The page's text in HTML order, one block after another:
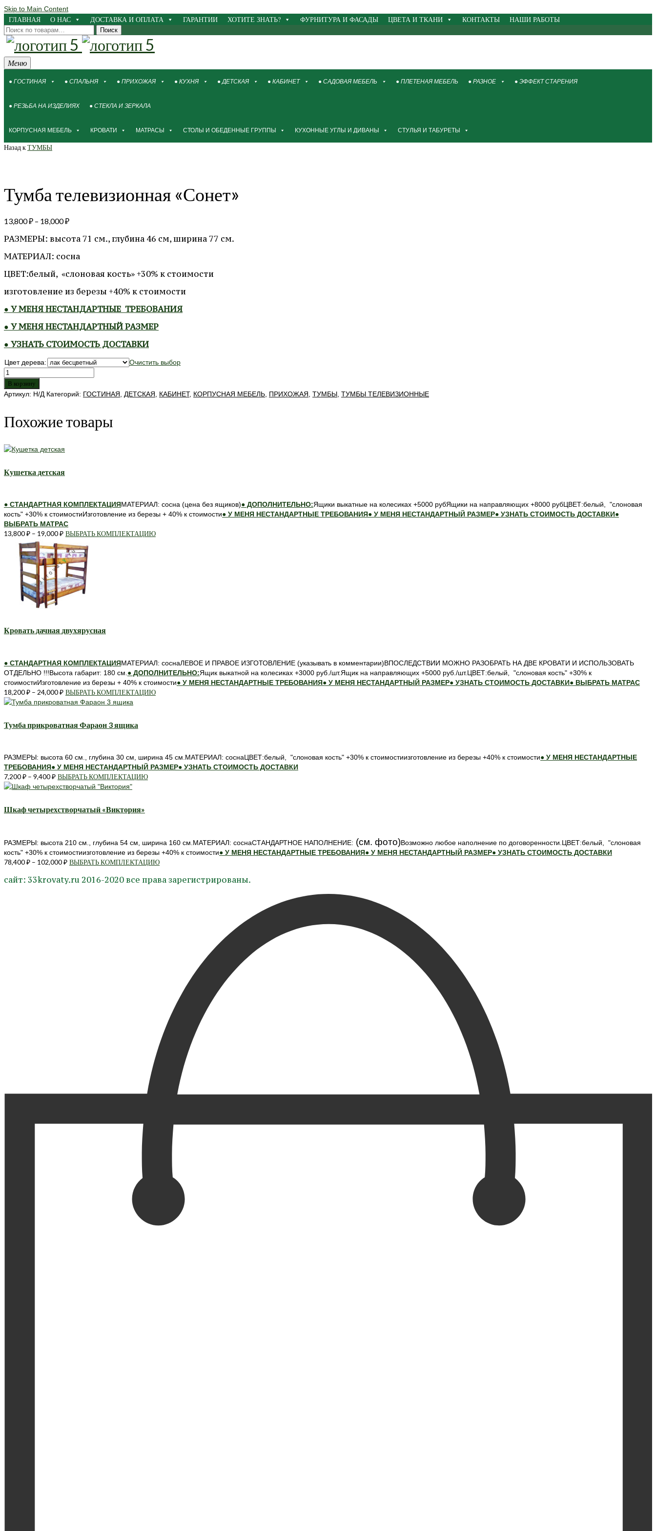
Skip to Main Content
ГЛАВНАЯ О НАС ДОСТАВКА И ОПЛАТА ГАРАНТИИ ХОТИТЕ ЗНАТЬ? ФУРНИТУРА И ФАСАДЫ ЦВЕТА И ТКАНИ КОНТАКТЫ НАШИ РАБОТЫ
Искать: Поиск
Меню
● ГОСТИНАЯ ● СПАЛЬНЯ ● ПРИХОЖАЯ ● КУХНЯ ● ДЕТСКАЯ ● КАБИНЕТ ● САДОВАЯ МЕБЕЛЬ ● ПЛЕТЕНАЯ МЕБЕЛЬ ● РАЗНОЕ ● ЭФФЕКТ СТАРЕНИЯ
● РЕЗЬБА НА ИЗДЕЛИЯХ ● СТЕКЛА И ЗЕРКАЛА
КОРПУСНАЯ МЕБЕЛЬ КРОВАТИ МАТРАСЫ СТОЛЫ И ОБЕДЕННЫЕ ГРУППЫ КУХОННЫЕ УГЛЫ И ДИВАНЫ СТУЛЬЯ И ТАБУРЕТЫ
Назад кТУМБЫ
Тумба телевизионная «Сонет»
13,800₽ – 18,000₽
РАЗМЕРЫ: высота 71 см., глубина 46 см, ширина 77 см.
МАТЕРИАЛ: сосна
ЦВЕТ:белый, «слоновая кость» +30% к стоимости
изготовление из березы +40% к стоимости
● У МЕНЯ НЕСТАНДАРТНЫЕ ТРЕБОВАНИЯ
● У МЕНЯ НЕСТАНДАРТНЫЙ РАЗМЕР
● УЗНАТЬ СТОИМОСТЬ ДОСТАВКИ
Цвет дерева:
Очистить выбор
Количество
товара
Тумба
В корзину
Артикул: Н/Д Категорий: ГОСТИНАЯ ДЕТСКАЯ КАБИНЕТ, КОРПУСНАЯ МЕБЕЛЬ ПРИХОЖАЯ ТУМБЫ ТУМБЫ ТЕЛЕВИЗИОННЫЕ
Похожие товары
Кушетка детская
● СТАНДАРТНАЯ КОМПЛЕКТАЦИЯМАТЕРИАЛ: сосна (цена без ящиков)● ДОПОЛНИТЕЛЬНО:Ящики выкатные на колесиках +5000 рубЯщики на направляющих +8000 рубЦВЕТ:белый, "слоновая
кость" +30% к стоимостиИзготовление из березы + 40% к стоимости● У МЕНЯ НЕСТАНДАРТНЫЕ ТРЕБОВАНИЯ● У МЕНЯ НЕСТАНДАРТНЫЙ РАЗМЕР● УЗНАТЬ СТОИМОСТЬ ДОСТАВКИ●
ВЫБРАТЬ МАТРАС
13,800₽ – 19,000₽ ВЫБРАТЬ КОМПЛЕКТАЦИЮЭтот
Кровать дачная двухярусная
● СТАНДАРТНАЯ КОМПЛЕКТАЦИЯМАТЕРИАЛ: соснаЛЕВОЕ И ПРАВОЕ ИЗГОТОВЛЕНИЕ (указывать в комментарии)ВПОСЛЕДСТВИИ МОЖНО РАЗОБРАТЬ НА ДВЕ КРОВАТИ И ИСПОЛЬЗОВАТЬ
ОТДЕЛЬНО !!!Высота габарит: 180 см. ● ДОПОЛНИТЕЛЬНО:Ящик выкатной на колесиках +3000 руб./шт.Ящик на направляющих +5000 руб./шт.ЦВЕТ:белый, "слоновая кость" +30% к
стоимостиИзготовление из березы + 40% к стоимости● У МЕНЯ НЕСТАНДАРТНЫЕ ТРЕБОВАНИЯ● У МЕНЯ НЕСТАНДАРТНЫЙ РАЗМЕР● УЗНАТЬ СТОИМОСТЬ ДОСТАВКИ● ВЫБРАТЬ МАТРАС
18,200₽ – 24,000₽ ВЫБРАТЬ КОМПЛЕКТАЦИЮЭтот
выбрать
на
Тумба прикроватная Фараон 3 ящика
РАЗМЕРЫ: высота 60 см., глубина 30 см, ширина 45 см.МАТЕРИАЛ: соснаЦВЕТ:белый, "слоновая кость" +30% к стоимостиизготовление из березы +40% к стоимости● У МЕНЯ НЕСТАНДАРТНЫЕ
ТРЕБОВАНИЯ● У МЕНЯ НЕСТАНДАРТНЫЙ РАЗМЕР● УЗНАТЬ СТОИМОСТЬ ДОСТАВКИ
7,200₽ – 9,400₽ ВЫБРАТЬ КОМПЛЕКТАЦИЮЭтот
выбрать
на
странице
Шкаф четырехстворчатый «Виктория»
РАЗМЕРЫ: высота 210 см., глубина 54 см, ширина 160 см.МАТЕРИАЛ: соснаСТАНДАРТНОЕ НАПОЛНЕНИЕ: (см. фото)Возможно любое наполнение по договоренности.ЦВЕТ:белый, "слоновая
кость" +30% к стоимостиизготовление из березы +40% к стоимости● У МЕНЯ НЕСТАНДАРТНЫЕ ТРЕБОВАНИЯ● У МЕНЯ НЕСТАНДАРТНЫЙ РАЗМЕР● УЗНАТЬ СТОИМОСТЬ ДОСТАВКИ
78,400₽ – 102,000₽ ВЫБРАТЬ КОМПЛЕКТАЦИЮЭтот
имеет
сайт: 33krovaty.ru 2016-2020 все права зарегистрированы.